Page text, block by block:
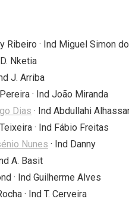
Ribeiro · Ind Miguel Simon
Nketia
J. Arriba
· Ind João Miranda
Dias · Ind Abdullahi
· Ind Fábio Freitas
Nunes · Ind Danny
A. Basit
· Ind Guilherme Alves
· Ind T. Cerveira